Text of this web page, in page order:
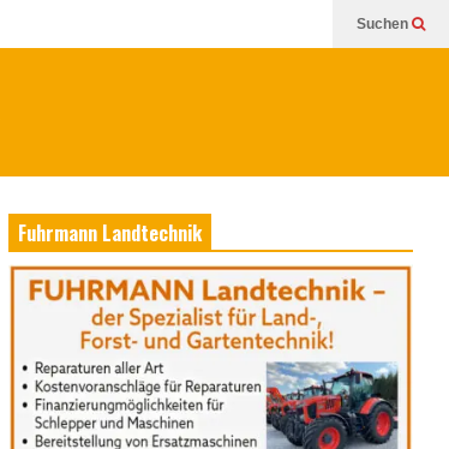
Suchen
Fuhrmann Landtechnik